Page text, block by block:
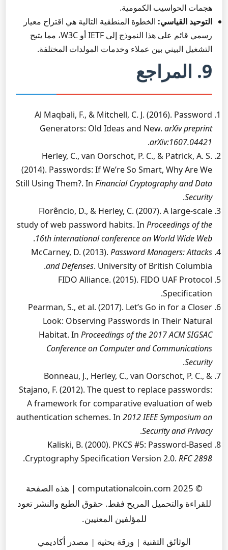
هجمات الحواسيب الكمومية.
التوحيد القياسي: الخطوة المنطقية التالية هي اقتراح معيار
رسمي قائم على هذا النموذج إلى IETF أو W3C، مما يتيح
التشغيل البيني بين عملاء وخدمات المولدات المختلفة.
9. المراجع
Al Maqbali, F., & Mitchell, C. J. (2016). Password
Generators: Old Ideas and New. arXiv preprint
arXiv:1607.04421
.
Herley, C., van Oorschot, P. C., & Patrick, A. S.
(2014). Passwords: If We’re So Smart, Why Are We
Still Using Them?. In Financial Cryptography and Data
Security
.
Florêncio, D., & Herley, C. (2007). A large-scale
study of web password habits. In Proceedings of the
16th international conference on World Wide Web
.
McCarney, D. (2013). Password Managers: Attacks
and Defenses. University of British Columbia.
FIDO Alliance. (2015). FIDO UAF Protocol
Specification.
Pearman, S., et al. (2017). Let’s Go in for a Closer
Look: Observing Passwords in Their Natural
Habitat. In Proceedings of the 2017 ACM SIGSAC
Conference on Computer and Communications
Security
.
Bonneau, J., Herley, C., van Oorschot, P. C., &
Stajano, F. (2012). The quest to replace passwords:
A framework for comparative evaluation of web
authentication schemes. In 2012 IEEE Symposium on
Security and Privacy
.
Kaliski, B. (2000). PKCS #5: Password-Based
Cryptography Specification Version 2.0. RFC 2898
.
© 2025 computationalcoin.com | هذه الصفحة
للقراءة والتحميل المريح فقط. حقوق الطبع والنشر تعود
للمؤلفين المعنيين.
الوثائق التقنية | ورقة بحثية | مصدر أكاديمي